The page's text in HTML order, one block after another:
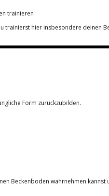
trainieren
hier insbesondere deinen
Form zurückzubilden.
Beckenboden wahrnehmen